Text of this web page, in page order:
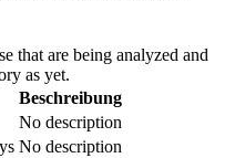
that are being analyzed and
as yet.
Beschreibung
No description
No description